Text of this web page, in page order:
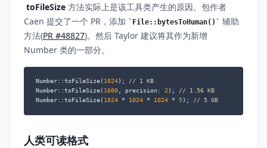
toFileSize 方法实际上是该工具类产生的原因。包作者
Caen 提交了一个 PR，添加
File::bytesToHuman()
辅助
方法(PR #48827)。然后 Taylor 建议将其作为新增
Number 类的一部分。
Number::toFileSize( 1024);
// 1 KB
Number::toFileSize( 1600, precision: 2);
// 1.56 KB
Number::toFileSize( 1024 * 1024 * 1024 * 5); // 5 GB
人类可读格式